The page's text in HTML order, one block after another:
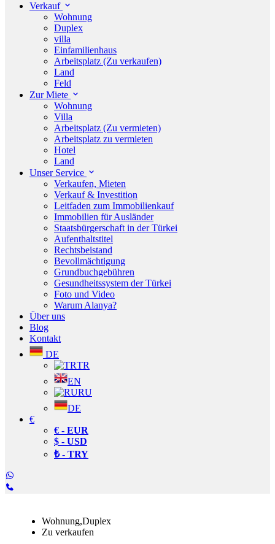
Verkauf
Wohnung
Duplex
villa
Einfamilienhaus
Arbeitsplatz (Zu verkaufen)
Land
Feld
Zur Miete
Wohnung
Villa
Arbeitsplatz (Zu vermieten)
Arbeitsplatz zu vermieten
Hotel
Land
Unser Service
Verkaufen, Mieten
Verkauf & Investition
Leitfaden zum Immobilienkauf
Immobilien für Ausländer
Staatsbürgerschaft in der Türkei
Aufenthaltstitel
Rechtsbeistand
Bevollmächtigung
Grundbuchgebühren
Gesundheitssystem der Türkei
Foto und Video
Warum Alanya?
Über uns
Blog
Kontakt
DE
TR
EN
RU
DE
€
€ - EUR
$ - USD
₺ - TRY
Wohnung,Duplex
Zu verkaufen